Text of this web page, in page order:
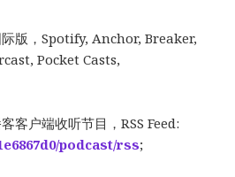
版，Spotify, Anchor, Breaker,
Pocket Casts,
客户端收听节目，RSS Feed:
podcast/rss;